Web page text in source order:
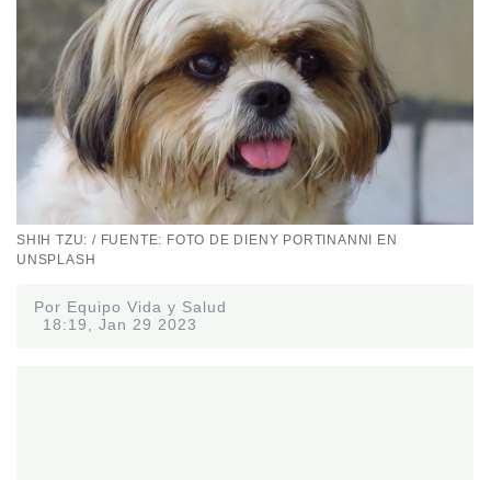
SHIH TZU: / FUENTE: FOTO DE DIENY PORTINANNI EN
UNSPLASH
Por Equipo Vida y Salud
18:19, Jan 29 2023